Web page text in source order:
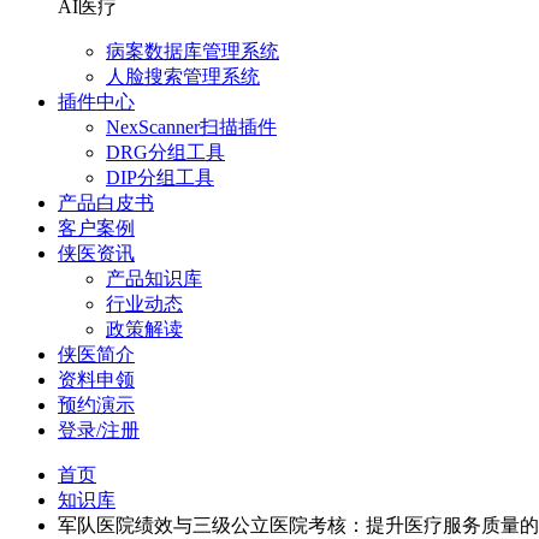
AI医疗
病案数据库管理系统
人脸搜索管理系统
插件中心
NexScanner扫描插件
DRG分组工具
DIP分组工具
产品白皮书
客户案例
侠医资讯
产品知识库
行业动态
政策解读
侠医简介
资料申领
预约演示
登录/注册
首页
知识库
军队医院绩效与三级公立医院考核：提升医疗服务质量